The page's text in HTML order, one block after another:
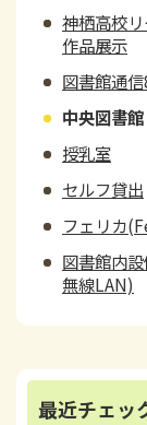
神栖高校
作品展示
図書館通
中央図書
授乳室
セルフ貸出
フェリカ
図書館内
無線LAN)
最近チェッ